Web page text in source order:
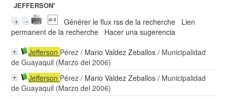
JEFFERSON'
Générer le flux rss de la recherche
Lien
permanent de la recherche
Hacer una sugerencia
Jefferson Pérez / Mario Valdez Zeballos / Municipalidad
de Guayaquil (Marzo del 2006)
Jefferson Pérez / Mario Valdez Zeballos / Municipalidad
de Guayaquil (Marzo del 2006)